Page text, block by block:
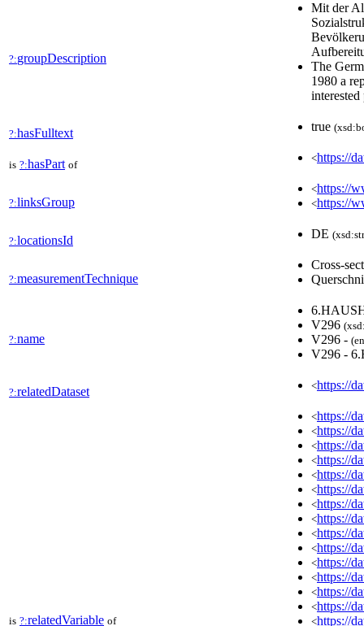
?:groupDescription
Mit der
The
1980 a
interested
?:hasFulltext true
is ?:hasPart of
<https://
?:linksGroup
<https://
<https://
?:locationsId DE
?:measurementTechnique
Cross-
?:name
V296
V296 -
V296 -
?:relatedDataset <https://
is ?:relatedVariable of
<https://
<https://
<https://
<https://
<https://
<https://
<https://
<https://
<https://
<https://
<https://
<https://
<https://
<https://
<https://